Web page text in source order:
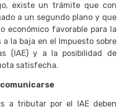
existe un trámite que con
a un segundo plano y que
económico favorable para la
a la baja en el Impuesto sobre
(IAE) y a la posibilidad de
satisfecha.
comunicarse
a tributar por el IAE deben